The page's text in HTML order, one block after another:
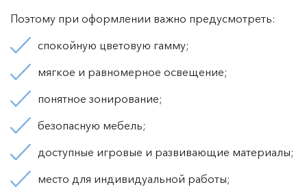
Поэтому при оформлении важно предусмотреть:
спокойную цветовую гамму;
мягкое и равномерное освещение;
понятное зонирование;
безопасную мебель;
доступные игровые и развивающие материалы;
место для индивидуальной работы;